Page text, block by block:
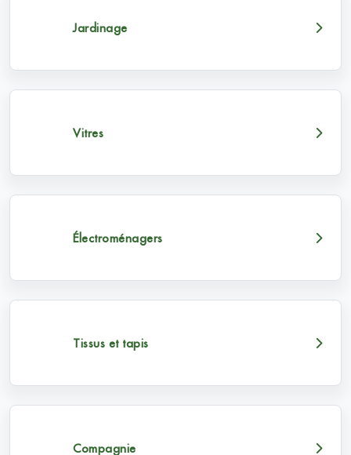
Jardinage
Vitres
Électroménagers
Tissus et tapis
Compagnie